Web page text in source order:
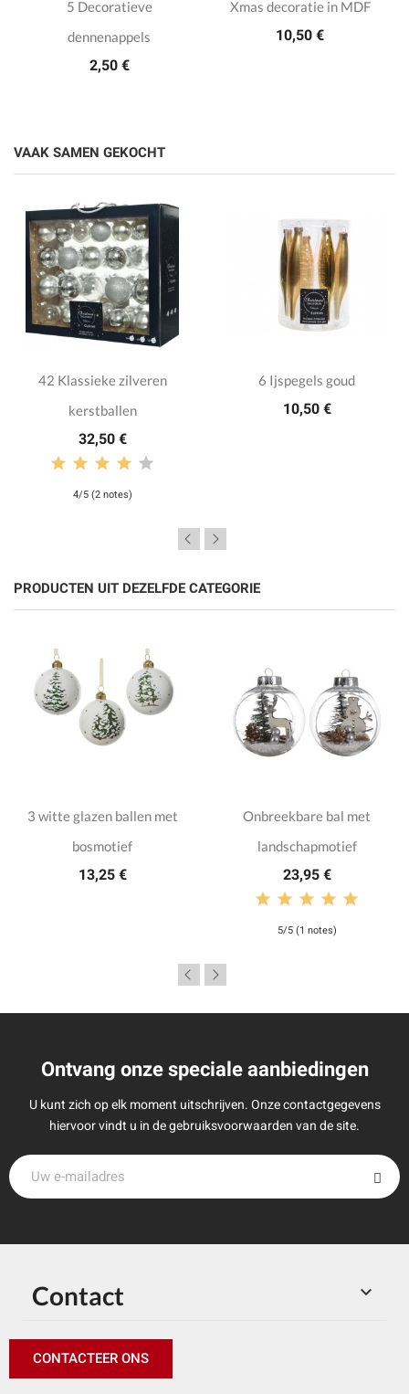
5 Decoratieve
dennenappels
2,50 €
Xmas decoratie in MDF
10,50 €
VAAK SAMEN GEKOCHT
42 Klassieke zilveren
kerstballen
32,50 €
4/5 (2 notes)
6 Ijspegels goud
10,50 €
PRODUCTEN UIT DEZELFDE CATEGORIE
3 witte glazen ballen met
bosmotief
13,25 €
Onbreekbare bal met
landschapmotief
23,95 €
5/5 (1 notes)
Ontvang onze speciale aanbiedingen
U kunt zich op elk moment uitschrijven. Onze contactgegevens
hiervoor vindt u in de gebruiksvoorwaarden van de site.

Contact
CONTACTEER ONS